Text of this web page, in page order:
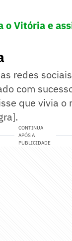
o Vitória e
redes
com
que vivia o
CONTINUA
APÓS A
PUBLICIDADE